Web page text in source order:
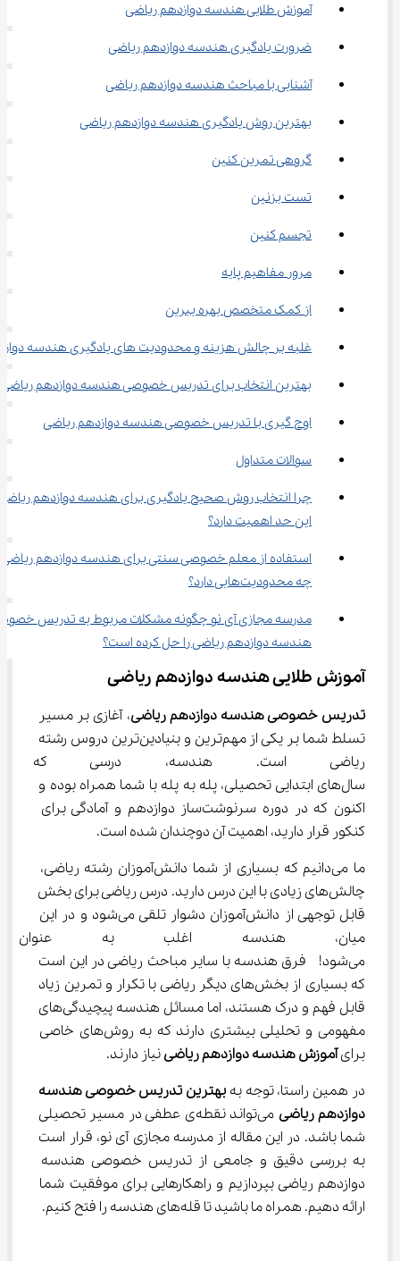
آموزش طلایی هندسه دوازدهم ریاضی
ضرورت یادگیری هندسه دوازدهم ریاضی
آشنایی با مباحث هندسه دوازدهم ریاضی
بهترین روش یادگیری هندسه دوازدهم ریاضی
گروهی تمرین کنین
تست بزنین
تجسم کنین
مرور مفاهیم پایه
از کمک متخصص بهره ببرین
غلبه بر چالش هزینه و محدودیت‌ های یادگیری هندسه دوازدهم
بهترین انتخاب برای تدریس خصوصی هندسه دوازدهم ریاضی
اوج‌ گیری با تدریس خصوصی هندسه دوازدهم ریاضی
سوالات متداول
چرا انتخاب روش صحیح یادگیری برای هندسه دوازدهم
این حد اهمیت دارد؟
استفاده از معلم خصوصی سنتی برای هندسه دوازدهم ریاضی
چه محدودیت‌هایی دارد؟
مدرسه مجازی آی نو چگونه مشکلات مربوط به تدریس
هندسه دوازدهم ریاضی را حل کرده است؟
آموزش طلایی هندسه دوازدهم ریاضی
تدریس خصوصی هندسه دوازدهم ریاضی، آغازی بر مسیر
تسلط شما بر یکی از مهم‌ترین و بنیادین‌ترین دروس رشته
ریاضی است. هندسه، درسی که
سال‌های ابتدایی تحصیلی، پله به پله با شما همراه بوده و
اکنون که در دوره سرنوشت‌ساز دوازدهم و آمادگی برای
کنکور قرار دارید، اهمیت آن دوچندان شده است.
ما می‌دانیم که بسیاری از شما دانش‌آموزان رشته ریاضی،
چالش‌های زیادی با این درس دارید. درس ریاضی برای بخش
قابل توجهی از دانش‌آموزان دشوار تلقی می‌شود و در این
میان، هندسه اغلب به عنوان
می‌شود!  فرق هندسه با سایر مباحث ریاضی در این است
که بسیاری از بخش‌های دیگر ریاضی با تکرار و تمرین زیاد
قابل فهم و درک هستند، اما مسائل هندسه پیچیدگی‌های
مفهومی و تحلیلی بیشتری دارند که به روش‌های خاصی
برای آموزش هندسه دوازدهم ریاضی نیاز دارند.
در همین راستا، توجه به بهترین تدریس خصوصی هندسه
دوازدهم ریاضی
می‌تواند نقطه‌ی عطفی در مسیر تحصیلی
شما باشد. در این مقاله از مدرسه مجازی آی نو، قرار است
به بررسی دقیق و جامعی از تدریس خصوصی هندسه
دوازدهم ریاضی بپردازیم و راهکارهایی برای موفقیت شما
ارائه دهیم. همراه ما باشید تا قله‌های هندسه را فتح کنیم.